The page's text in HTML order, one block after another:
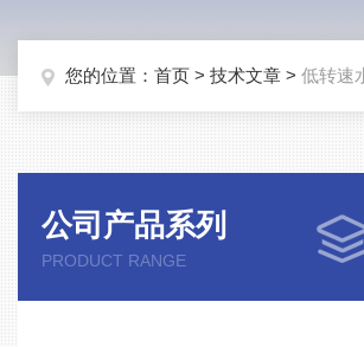
您的位置： 首页 > 技术文章 > 低转速
公司产品系列
PRODUCT RANGE